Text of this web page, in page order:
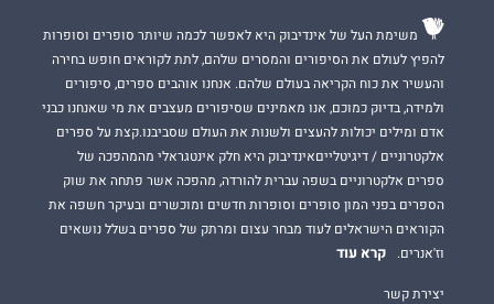
משימת העל של אינדיבוק היא לאפשר לכמה שיותר סופרים וסופרות
להפיץ לעולם את הסיפורים והמסרים שלהם, לתת לקוראים חופש בחירה
והעשיר את כוח הקריאה בעולם שלהם. אנחנו אוהבים ספרים, סיפורים
ולמידה, בדיוק כמוכם, אנו מאמינים שסיפורים מעצבים את מי שאנחנו כבני
אדם ומילים יכולות להעצים ולשנות את העולם שסביבנו.קצת על ספרים
אלקטרוניים / דיגיטלייםאינדיבוק היא חלק אינטגראלי מהמהפכה של
ספרים אלקטרוניים בשפה עברית להורדה, מהפכה אשר פתחה את שוק
הספרים בפני המון סופרים וסופרות חדשים ומוכשרים ובעיקר חשפה את
הקוראים הישראלים לעוד מבחר עצום ומרתק של ספרים בשלל נושאים
וז'אנרים.
קרא עוד
יצירת קשר